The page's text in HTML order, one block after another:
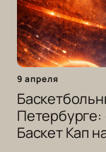
9 апреля
Петербурге:
Баскет Кап